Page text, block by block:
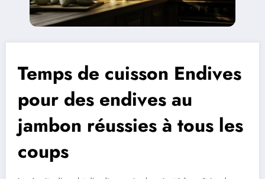
Temps de cuisson Endives
pour des endives au
jambon réussies à tous les
coups